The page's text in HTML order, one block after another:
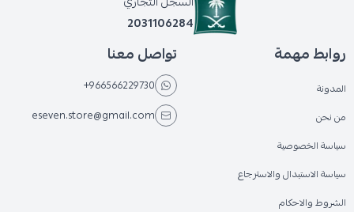
2031106284
روابط مهمة
المدونة
من نحن
سياسة الخصوصية
سياسة الاستبدال والاسترجاع
الشروط والاحكام
تواصل معنا
+966566229730
eseven.store@gmail.com